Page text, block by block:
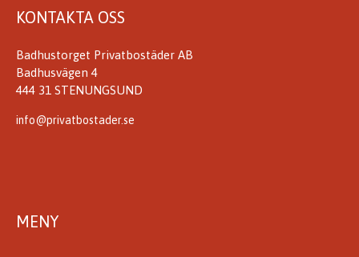
KONTAKTA OSS
Badhustorget Privatbostäder AB
Badhusvägen 4
444 31 STENUNGSUND
info@privatbostader.se
MENY